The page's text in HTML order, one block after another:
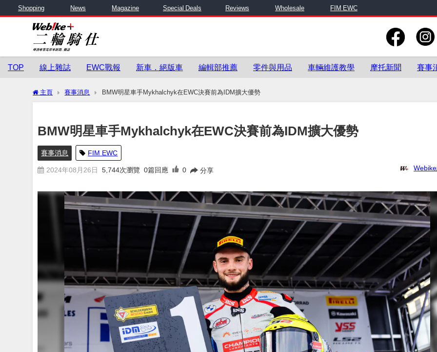
Shopping News Magazine Special Deals Reviews Wholesale FIM EWC
TOP 線上雜誌 EWC戰報 新車．絕版車 編輯部推薦 零件與用品 車輛維護教學 摩托新聞 賽事
主頁 賽事消息 BMW明星車手Mykhalchyk在EWC決賽前為IDM擴大優勢
BMW明星車手Mykhalchyk在EWC決賽前為IDM擴大優勢
賽事消息 FIM EWC
2024年08月26日 5,744次瀏覽 0篇回應 0 分享